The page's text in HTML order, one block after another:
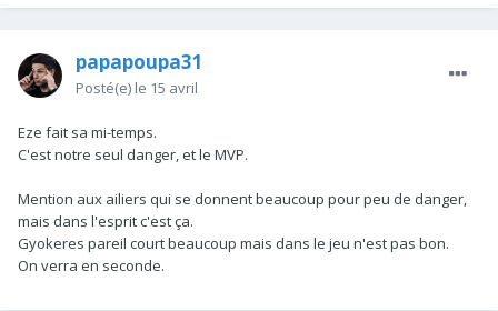
papapoupa31
Posté(e) le 15 avril
Eze fait sa mi-temps.
C'est notre seul danger, et le MVP.
Mention aux ailiers qui se donnent beaucoup pour peu de danger,
mais dans l'esprit c'est ça.
Gyokeres pareil court beaucoup mais dans le jeu n'est pas bon.
On verra en seconde.